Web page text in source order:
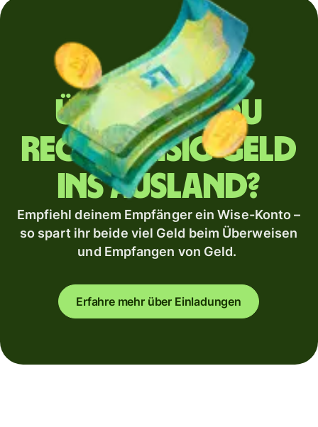
Überweist du
regelmäßig Geld
ins Ausland?
Empfiehl deinem Empfänger ein Wise-Konto –
so spart ihr beide viel Geld beim Überweisen
und Empfangen von Geld.
Erfahre mehr über Einladungen